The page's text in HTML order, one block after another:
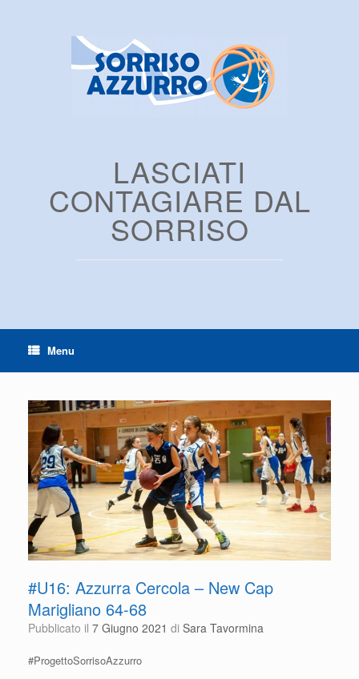
LASCIATI
CONTAGIARE DAL
SORRISO
Menu
#U16: Azzurra Cercola – New Cap
Marigliano 64-68
Pubblicato il 7 Giugno 2021 di Sara Tavormina
#ProgettoSorrisoAzzurro